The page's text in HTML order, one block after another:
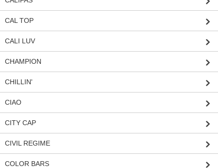
CAL TOP
CALI LUV
CHAMPION
CHILLIN'
CIAO
CITY CAP
CIVIL REGIME
COLOR BARS